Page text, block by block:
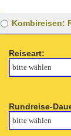
Kombireisen:
Reiseart:
Rundreise-